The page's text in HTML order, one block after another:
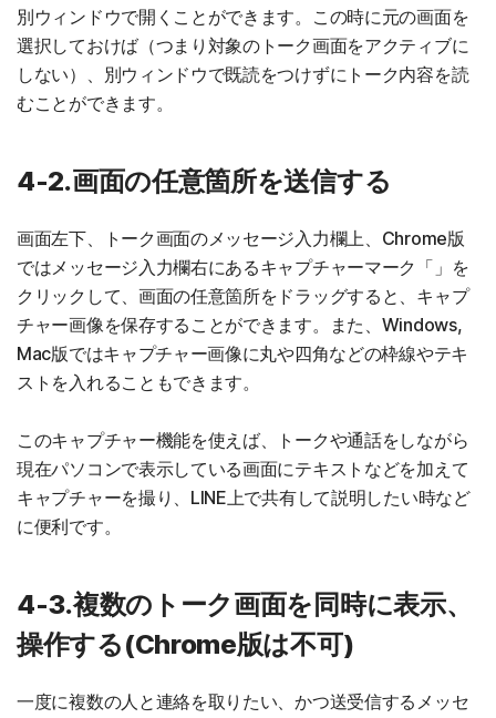
別ウィンドウで開くことができます。この時に元の画面を
選択しておけば（つまり対象のトーク画面をアクティブに
しない）、別ウィンドウで既読をつけずにトーク内容を読
むことができます。
4-2.画面の任意箇所を送信する
画面左下、トーク画面のメッセージ入力欄上、Chrome版
ではメッセージ入力欄右にあるキャプチャーマーク「」を
クリックして、画面の任意箇所をドラッグすると、キャプ
チャー画像を保存することができます。また、Windows,
Mac版ではキャプチャー画像に丸や四角などの枠線やテキ
ストを入れることもできます。
このキャプチャー機能を使えば、トークや通話をしながら
現在パソコンで表示している画面にテキストなどを加えて
キャプチャーを撮り、LINE上で共有して説明したい時など
に便利です。
4-3.複数のトーク画面を同時に表示、
操作する(Chrome版は不可)
一度に複数の人と連絡を取りたい、かつ送受信するメッセ